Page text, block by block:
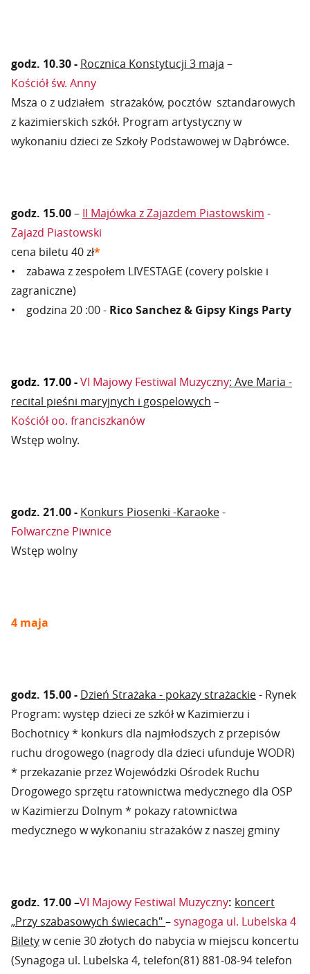
godz. 10.30 - Rocznica Konstytucji 3 maja –
Kościół św. Anny
Msza o z udziałem strażaków, pocztów sztandarowych
z kazimierskich szkół. Program artystyczny w
wykonaniu dzieci ze Szkoły Podstawowej w Dąbrówce.
godz. 15.00– II Majówka z Zajazdem Piastowskim -
Zajazd Piastowski
cena biletu 40 zł*
• zabawa z zespołem LIVESTAGE (covery polskie i
zagraniczne)
• godzina 20 :00 - Rico Sanchez & Gipsy Kings Party
godz. 17.00 -VI Majowy Festiwal Muzyczny: Ave Maria -
recital pieśni maryjnych i gospelowych –
Kościół oo. franciszkanów
Wstęp wolny.
godz. 21.00 - Konkurs Piosenki -Karaoke-
Folwarczne Piwnice
Wstęp wolny
4 maja
godz. 15.00 - Dzień Strażaka - pokazy strażackie- Rynek
Program: występ dzieci ze szkół w Kazimierzu i
Bochotnicy * konkurs dla najmłodszych z przepisów
ruchu drogowego (nagrody dla dzieci ufunduje WODR)
* przekazanie przez Wojewódzki Ośrodek Ruchu
Drogowego sprzętu ratownictwa medycznego dla OSP
w Kazimierzu Dolnym * pokazy ratownictwa
medycznego w wykonaniu strażaków z naszej gminy
godz. 17.00 –VI Majowy Festiwal Muzyczny: koncert
„Przy szabasowych świecach"– synagoga ul. Lubelska 4
Biletyw cenie 30 złotych do nabycia w miejscu koncertu
(Synagoga ul. Lubelska 4, telefon(81) 881-08-94 telefon